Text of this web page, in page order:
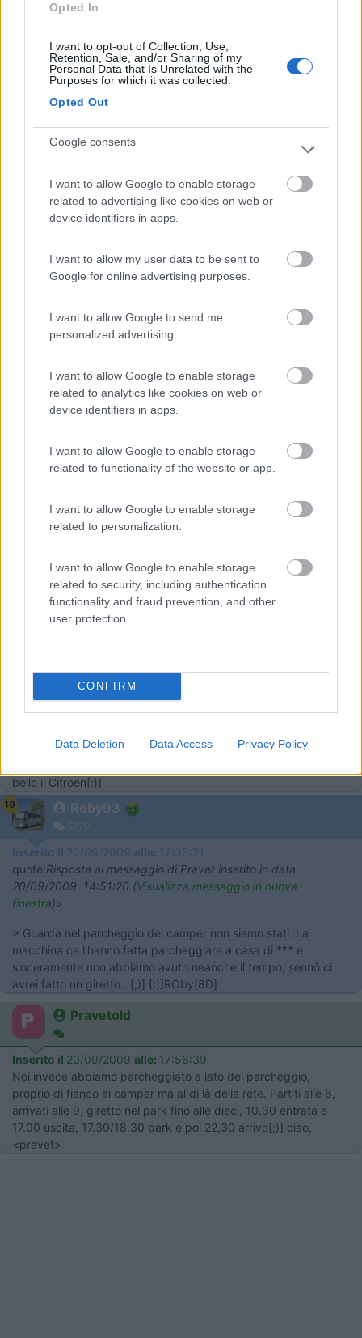
Opted In
I want to opt-out of Collection, Use,
Retention, Sale, and/or Sharing of my
Personal Data that Is Unrelated with the
Purposes for which it was collected.
Opted Out
Google consents
I want to allow Google to enable storage
related to advertising like cookies on web or
device identifiers in apps.
I want to allow my user data to be sent to
Google for online advertising purposes.
I want to allow Google to send me
personalized advertising.
I want to allow Google to enable storage
related to analytics like cookies on web or
device identifiers in apps.
I want to allow Google to enable storage
related to functionality of the website or app.
I want to allow Google to enable storage
related to personalization.
I want to allow Google to enable storage
related to security, including authentication
functionality and fraud prevention, and other
user protection.
CONFIRM
Data Deletion Data Access Privacy Policy
603
Inserito il 18/09/2009 alle: 13:31:53
Pazzesco! Pravet, quello sul flair 7100 con dietro il TIR sono io...
Pravetold
Inserito il18/09/2009 alle:
endurista
1700
oreste26
Inserito il19/09/2009 alle:23:38:13
Visto ad Aosta
saluti
5770
Inserito il 20/09/2009 alle:
Pravet, hai visto le mie foto di Mondonatura? [:)]Roby[8D]
gripas
770
io ho visto questo
[URL=http://img121.imageshack.us/i/fotoiseo051.jpg/]
[URL=http://img230.imageshack.us/i/fotoiseo048.jpg/]
[/URL] [URL=http://img89.imageshack.us/i/fotoiseo049.jpg/]
[/URL] [URL=http://img19.imageshack.us/i/fotoiseo052.jpg/]
[/URL]
20/09/2009 alle:
quote:Risposta al messaggio di roby93 inserito in data
bello il Citroen[:)]
19 Roby93
5770
Inserito il 20/09/2009 alle: 17:35:21
quote:Risposta al messaggio di Pravet inserito in data
20/09/2009 14:51:20 (Visualizza messaggio in nuova
finestra)>
> Guarda nel parcheggio dei camper non siamo stati. La
macchina ce l'hanno fatta parcheggiare a casa di *** e
sinceramente non abbiamo avuto neanche il tempo, sennò ci
avrei fatto un giretto...[;)] [:)]ROby[8D]
Pravetold
-
Inserito il 20/09/2009 alle: 17:56:39
Noi invece abbiamo parcheggiato a lato del parcheggio,
proprio di fianco ai camper ma al di là della rete. Partiti alle 6,
arrivati alle 9, giretto nel park fino alle dieci, 10.30 entrata e
17.00 uscita, 17.30/18.30 park e poi 22,30 arrivo[;)] ciao,
<pravet>